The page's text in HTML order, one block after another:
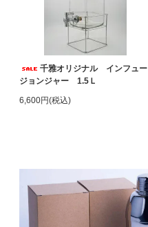
千雅オリジナル インフュー
ジョンジャー 1.5Ｌ
6,600円(税込)